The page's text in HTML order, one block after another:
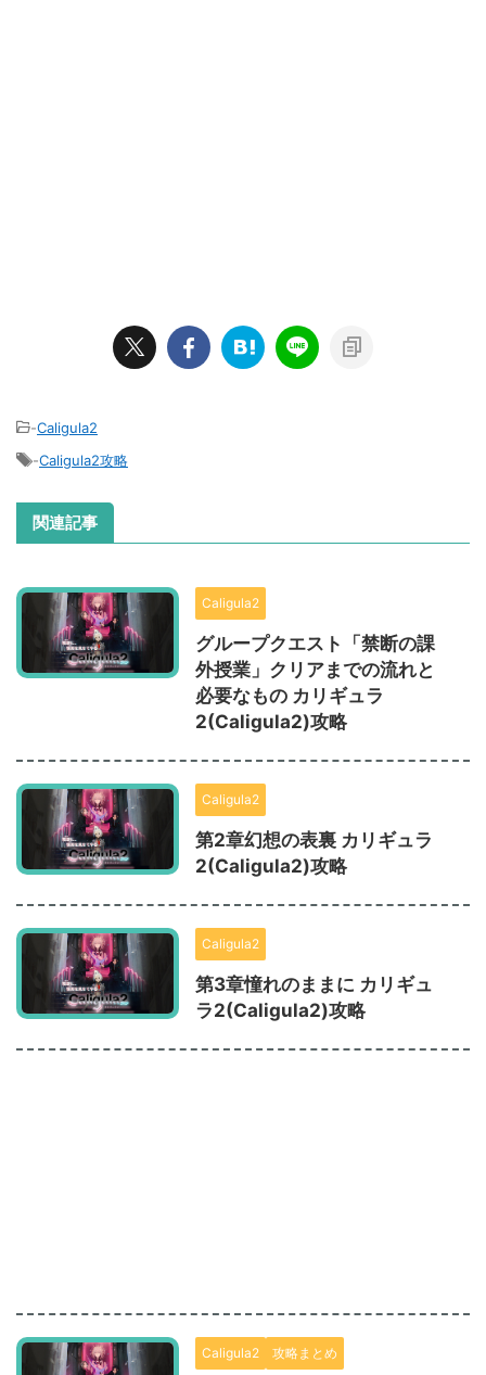
-Caligula2
-Caligula2攻略
関連記事
Caligula2
グループクエスト「禁断の課
外授業」クリアまでの流れと
必要なもの カリギュラ
2(Caligula2)攻略
Caligula2
第2章幻想の表裏 カリギュラ
2(Caligula2)攻略
Caligula2
第3章憧れのままに カリギュ
ラ2(Caligula2)攻略
Caligula2 攻略まとめ